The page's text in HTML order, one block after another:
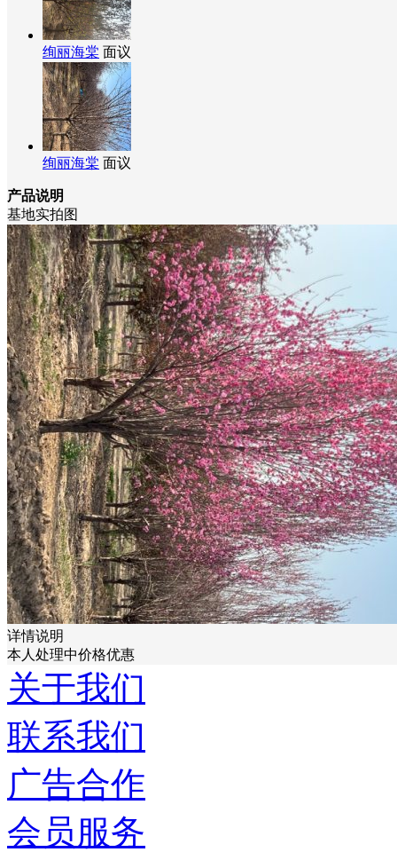
绚丽海棠 面议
绚丽海棠 面议
产品说明
基地实拍图
详情说明
本人处理中价格优惠
关于我们
联系我们
广告合作
会员服务